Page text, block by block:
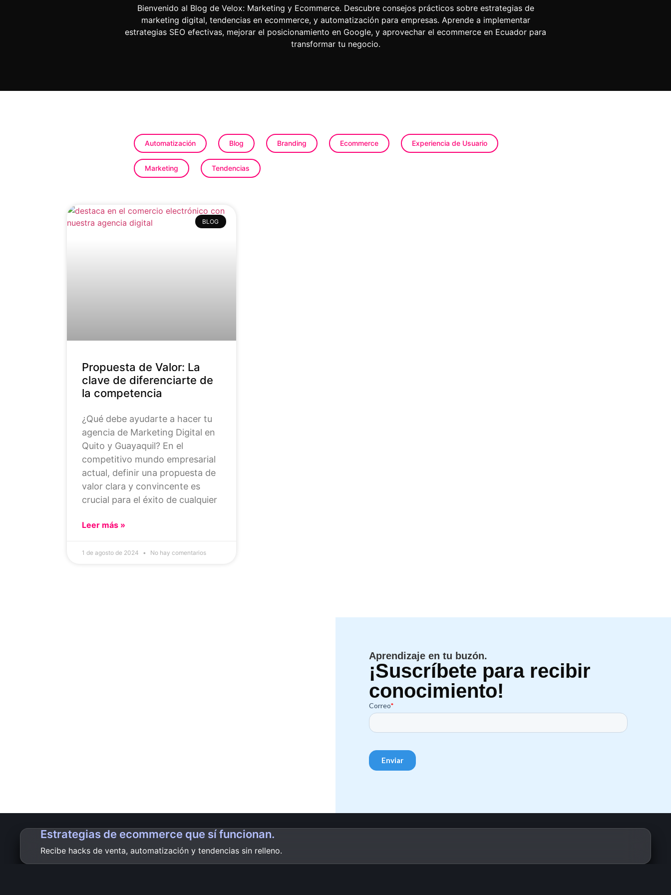
Bienvenido al Blog de Velox: Marketing y Ecommerce. Descubre consejos prácticos sobre estrategias de
marketing digital, tendencias en ecommerce, y automatización para empresas. Aprende a implementar
estrategias SEO efectivas, mejorar el posicionamiento en Google, y aprovechar el ecommerce en Ecuador para
transformar tu negocio.
Automatización Blog Branding Ecommerce Experiencia de Usuario
Marketing Tendencias
BLOG
Propuesta de Valor: La
clave de diferenciarte de
la competencia
¿Qué debe ayudarte a hacer tu
agencia de Marketing Digital en
Quito y Guayaquil? En el
competitivo mundo empresarial
actual, definir una propuesta de
valor clara y convincente es
crucial para el éxito de cualquier
Leer más »
1 de agosto de 2024 No hay comentarios
Aprendizaje en tu buzón.
¡Suscríbete para recibir
conocimiento!
Estrategias de ecommerce que sí funcionan.
Recibe hacks de venta, automatización y tendencias sin relleno.